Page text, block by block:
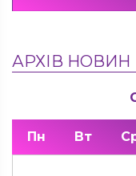
АРХІВ НОВИН
Пн Вт